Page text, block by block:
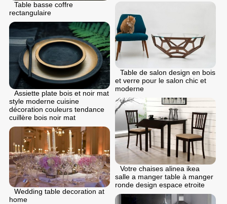
Table basse coffre
rectangulaire
Table de salon design en bois
et verre pour le salon chic et
moderne
Assiette plate bois et noir mat
style moderne cuisine
décoration couleurs tendance
cuillère bois noir mat
Votre chaises alinea ikea
salle a manger table à manger
ronde design espace etroite
Wedding table decoration at
home